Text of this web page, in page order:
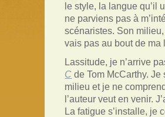
le style, la langue qu’il
ne parviens pas à
scénaristes. Son
vais pas au bout de ma
Lassitude, je n’arrive
C de Tom McCarthy. Je
milieu et je ne
l’auteur veut en venir.
La fatigue s’installe, je